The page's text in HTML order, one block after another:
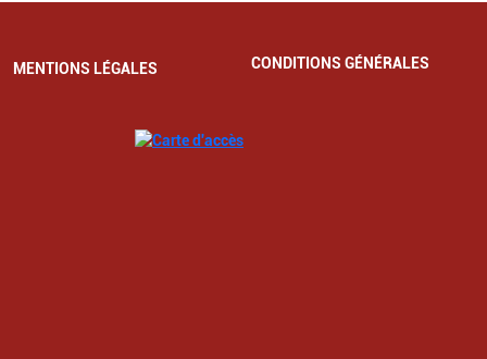
MENTIONS LÉGALES CONDITIONS GÉNÉRALES